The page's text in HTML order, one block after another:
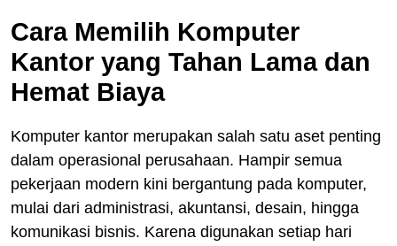
Cara Memilih Komputer
Kantor yang Tahan Lama dan
Hemat Biaya
Komputer kantor merupakan salah satu aset penting
dalam operasional perusahaan. Hampir semua
pekerjaan modern kini bergantung pada komputer,
mulai dari administrasi, akuntansi, desain, hingga
komunikasi bisnis. Karena digunakan setiap hari